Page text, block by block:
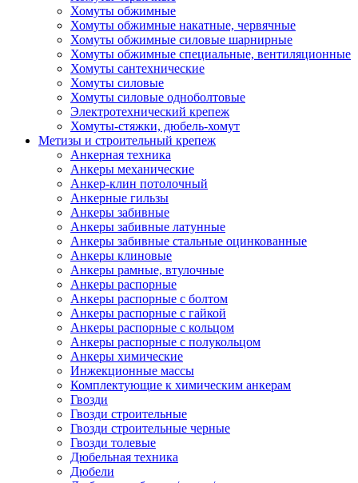
Хомуты обжимные
Хомуты обжимные накатные, червячные
Хомуты обжимные силовые шарнирные
Хомуты обжимные специальные, вентиляционные
Хомуты сантехнические
Хомуты силовые
Хомуты силовые одноболтовые
Электротехнический крепеж
Хомуты-стяжки, дюбель-хомут
Метизы и строительный крепеж
Анкерная техника
Анкеры механические
Анкер-клин потолочный
Анкерные гильзы
Анкеры забивные
Анкеры забивные латунные
Анкеры забивные стальные оцинкованные
Анкеры клиновые
Анкеры рамные, втулочные
Анкеры распорные
Анкеры распорные с болтом
Анкеры распорные с гайкой
Анкеры распорные с кольцом
Анкеры распорные с полукольцом
Анкеры химические
Инжекционные массы
Комплектующие к химическим анкерам
Гвозди
Гвозди строительные
Гвозди строительные черные
Гвозди толевые
Дюбельная техника
Дюбели